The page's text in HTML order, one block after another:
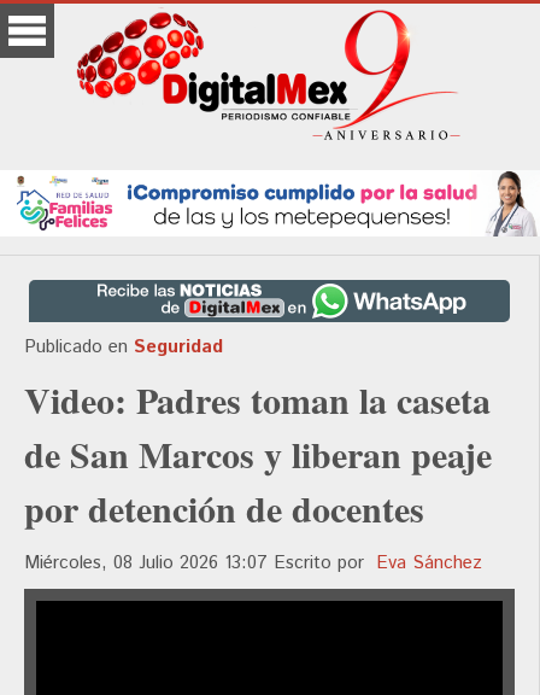
Publicado en Seguridad
Video: Padres toman la caseta
de San Marcos y liberan peaje
por detención de docentes
Miércoles, 08 Julio 2026 13:07 Escrito por Eva Sánchez